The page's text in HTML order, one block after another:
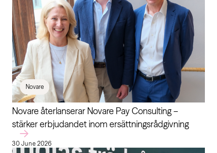
Novare
Novare återlanserar Novare Pay Consulting –
stärker erbjudandet inom ersättningsrådgivning
30 June 2026